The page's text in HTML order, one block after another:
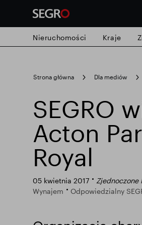
search
for
Popularne wyszukiwanie
Odpowiedzialny SEGRO
Nieruchomości Kraje
Strona główna Dla mediów
SEGRO
Acton
Royal
05 kwietnia 2017
Zjednoczone
Wynajem
Odpowiedzialny